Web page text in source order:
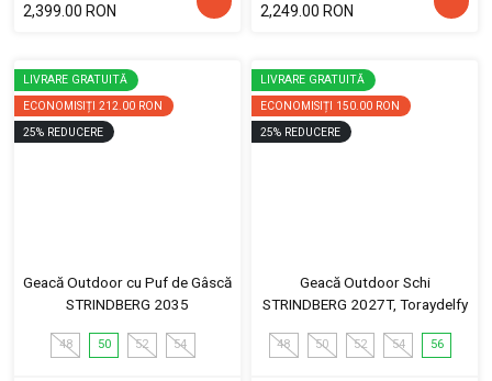
2,399.00 RON
2,249.00 RON
LIVRARE GRATUITĂ
ECONOMISIȚI 212.00 RON
25% REDUCERE
Geacă Outdoor cu Puf de Gâscă
STRINDBERG 2035
48 50 52 54
LIVRARE GRATUITĂ
ECONOMISIȚI 150.00 RON
25% REDUCERE
Geacă Outdoor Schi
STRINDBERG 2027T, Toraydelfy
48 50 52 54 56